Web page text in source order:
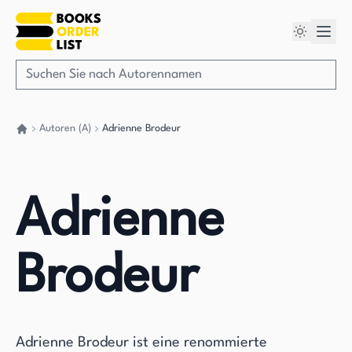
Autoren (A) Adrienne Brodeur
Adrienne
Brodeur
Adrienne Brodeur ist eine renommierte